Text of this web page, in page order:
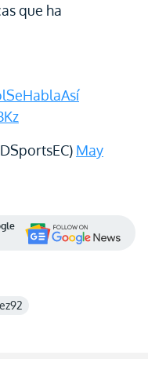
que ha
May